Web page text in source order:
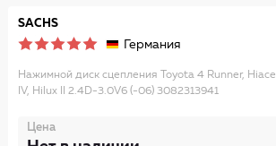
SACHS
Германия
Нажимной диск сцепления Toyota 4 Runner, Hiace
IV, Hilux II 2.4D-3.0V6 (-06) 3082313941
Цена